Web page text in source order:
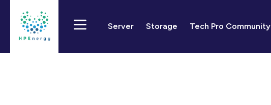
Server Storage Tech Pro Community